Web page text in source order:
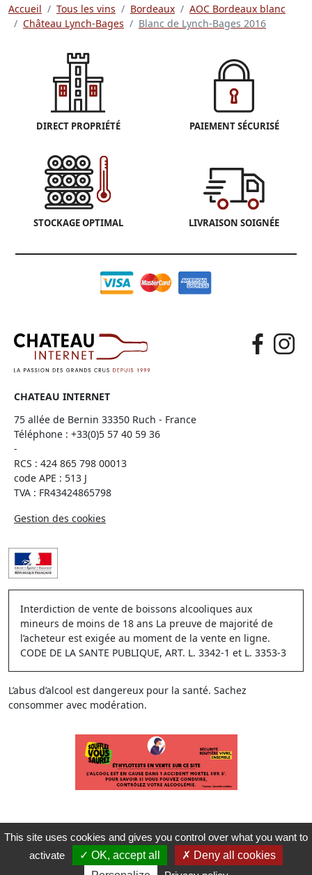
Accueil Tous les vins Bordeaux
AOC Bordeaux blanc
Château Lynch-Bages
Blanc de Lynch-Bages 2016
DIRECT PROPRIÉTÉ PAIEMENT SÉCURISÉ
STOCKAGE OPTIMAL LIVRAISON SOIGNÉE
CHATEAU INTERNET
75 allée de Bernin 33350 Ruch - France
Téléphone : +33(0)5 57 40 59 36
-
RCS : 424 865 798 00013
code APE : 513 J
TVA : FR43424865798
Gestion des cookies
Interdiction de vente de boissons alcooliques aux
mineurs de moins de 18 ans La preuve de majorité de
l’acheteur est exigée au moment de la vente en ligne.
CODE DE LA SANTE PUBLIQUE, ART. L. 3342-1 et L. 3353-3
L’abus d’alcool est dangereux pour la santé. Sachez
consommer avec modération.
This site uses cookies and gives you control over what you want to
activate
OK, accept all
Deny all cookies